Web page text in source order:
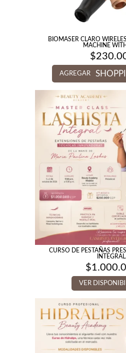
BIOMASER CLARO
MACHINE
$
AGREGAR
CURSO DE PESTAÑAS
INTEGRAL.
$
VER